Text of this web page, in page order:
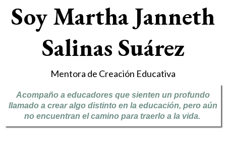
Soy Martha Janneth
Salinas Suárez
Mentora de Creación Educativa
Acompaño a educadores que sienten un profundo
llamado a crear algo distinto en la educación, pero aún
no encuentran el camino para traerlo a la vida.